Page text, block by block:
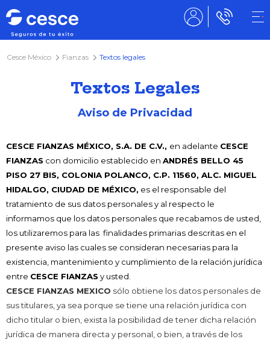
Cesce México Fianzas Textos legales
Textos Legales
Aviso de Privacidad
CESCE FIANZAS MÉXICO, S.A. DE C.V., en adelante CESCE
FIANZAS con domicilio establecido en ANDRÉS BELLO 45
PISO 27 BIS, COLONIA POLANCO, C.P. 11560, ALC. MIGUEL
HIDALGO, CIUDAD DE MÉXICO, es el responsable del
tratamiento de sus datos personales y al respecto le
informamos que los datos personales que recabamos de usted,
los utilizaremos para las finalidades primarias descritas en el
presente aviso las cuales se consideran necesarias para la
existencia, mantenimiento y cumplimiento de la relación jurídica
entre CESCE FIANZAS y usted.
CESCE FIANZAS MEXICO sólo obtiene los datos personales de
sus titulares, ya sea porque se tiene una relación jurídica con
dicho titular o bien, exista la posibilidad de tener dicha relación
jurídica de manera directa y personal, o bien, a través de los